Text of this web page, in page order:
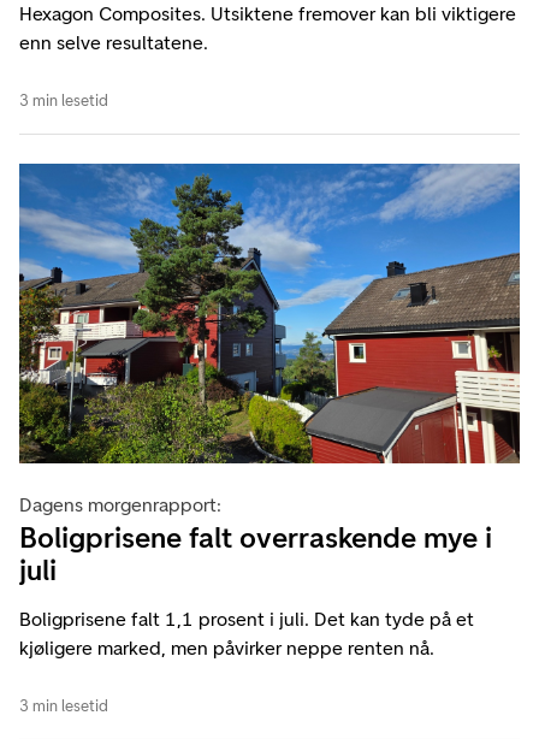
Hexagon Composites. Utsiktene fremover kan bli viktigere
enn selve resultatene.
3 min lesetid
Dagens morgenrapport:
Boligprisene falt overraskende mye i
juli
Boligprisene falt 1,1 prosent i juli. Det kan tyde på et
kjøligere marked, men påvirker neppe renten nå.
3 min lesetid